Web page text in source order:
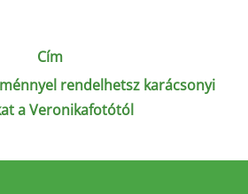
Cím
rendelhetsz karácsonyi
a Veronikafotótól